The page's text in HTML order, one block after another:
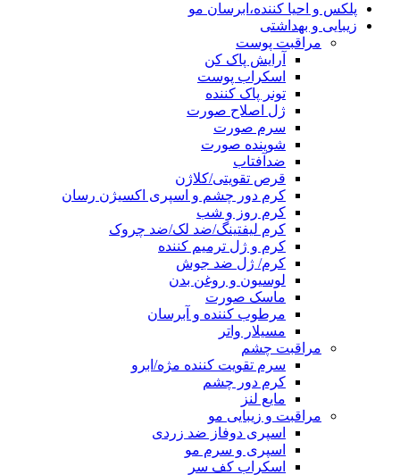
پلکس و احیا کننده،ابرسان مو
زیبایی و بهداشتی
مراقبت پوست
آرایش پاک کن
اسکراب پوست
تونر پاک کننده
ژل اصلاح صورت
سرم صورت
شوینده صورت
ضدآفتاب
قرص تقویتی/کلاژن
کرم دور چشم و اسپری اکسیژن رسان
کرم روز و شب
کرم لیفتینگ/ضد لک/ضد چروک
کرم و ژل ترمیم کننده
کرم/ ژل ضد جوش
لوسیون و روغن بدن
ماسک صورت
مرطوب کننده و آبرسان
مسیلار واتر
مراقبت چشم
سرم تقویت کننده مژه/ابرو
کرم دور چشم
مایع لنز
مراقبت و زیبایی مو
اسپری دوفاز ضد زردی
اسپری و سرم مو
اسکراب کف سر